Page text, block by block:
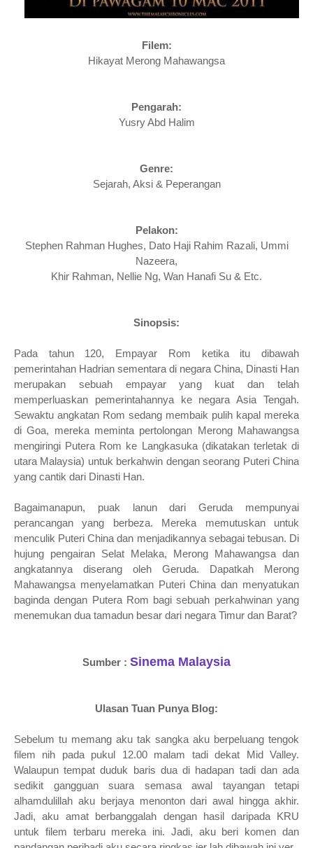
Filem:
Hikayat Merong Mahawangsa
Pengarah:
Yusry Abd Halim
Genre:
Sejarah, Aksi & Peperangan
Pelakon:
Stephen Rahman Hughes, Dato Haji Rahim Razali, Ummi
Nazeera,
Khir Rahman, Nellie Ng, Wan Hanafi Su & Etc.
Sinopsis:
Pada tahun 120, Empayar Rom ketika itu dibawah
pemerintahan Hadrian sementara di negara China, Dinasti Han
merupakan sebuah empayar yang kuat dan telah
memperluaskan pemerintahannya ke negara Asia Tengah.
Sewaktu angkatan Rom sedang membaik pulih kapal mereka
di Goa, mereka meminta pertolongan Merong Mahawangsa
mengiringi Putera Rom ke Langkasuka (dikatakan terletak di
utara Malaysia) untuk berkahwin dengan seorang Puteri China
yang cantik dari Dinasti Han.
Bagaimanapun, puak lanun dari Geruda mempunyai
perancangan yang berbeza. Mereka memutuskan untuk
menculik Puteri China dan menjadikannya sebagai tebusan. Di
hujung pengairan Selat Melaka, Merong Mahawangsa dan
angkatannya diserang oleh Geruda. Dapatkah Merong
Mahawangsa menyelamatkan Puteri China dan menyatukan
baginda dengan Putera Rom bagi sebuah perkahwinan yang
menemukan dua tamadun besar dari negara Timur dan Barat?
Sumber : Sinema Malaysia
Ulasan Tuan Punya Blog:
Sebelum tu memang aku tak sangka aku berpeluang tengok
filem nih pada pukul 12.00 malam tadi dekat Mid Valley.
Walaupun tempat duduk baris dua di hadapan tadi dan ada
sedikit gangguan suara semasa awal tayangan tetapi
alhamdulillah aku berjaya menonton dari awal hingga akhir.
Jadi, aku amat berbanggalah dengan hasil daripada KRU
untuk filem terbaru mereka ini. Jadi, aku beri komen dan